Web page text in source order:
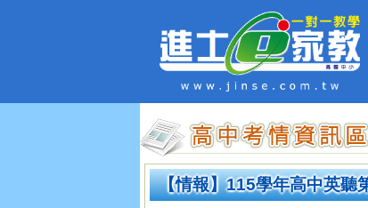
【情報】115學年高中英聽